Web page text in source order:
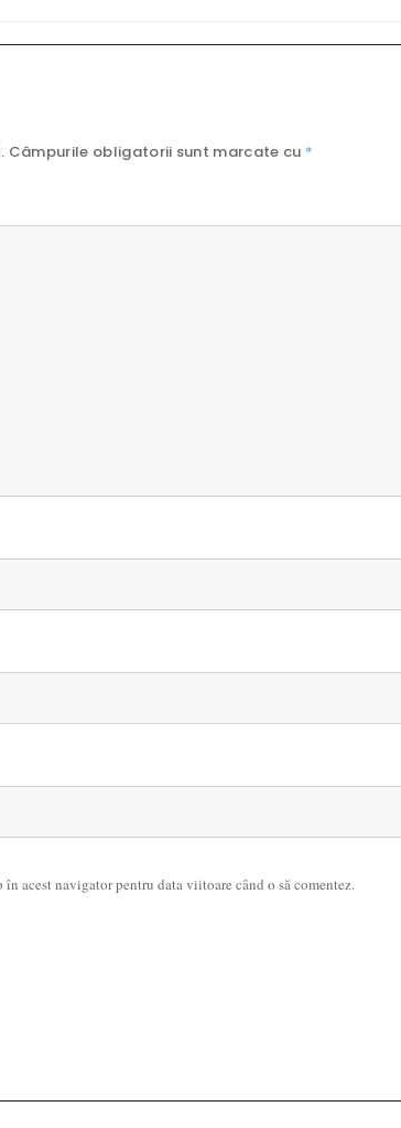
Câmpurile obligatorii sunt marcate cu *
acest navigator pentru data viitoare când o să comentez.